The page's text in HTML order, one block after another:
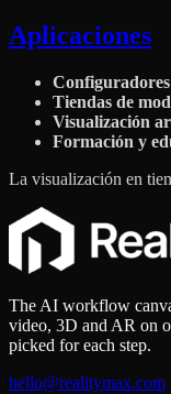
Aplicaciones
Tiendas de
Visualización
Formación y
La visualización en
The AI workflow
video, 3D and AR on
picked for each step.
hello@realitymax.com